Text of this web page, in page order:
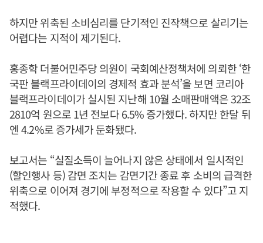
하지만 위축된 소비심리를 단기적인 진작책으로 살리기는
어렵다는 지적이 제기된다.
홍종학 더불어민주당 의원이 국회예산정책처에 의뢰한 ‘한
국판 블랙프라이데이의 경제적 효과 분석’을 보면 코리아
블랙프라이데이가 실시된 지난해 10월 소매판매액은 32조
2810억 원으로 1년 전보다 6.5% 증가했다. 하지만 한달 뒤
엔 4.2%로 증가세가 둔화됐다.
보고서는 “실질소득이 늘어나지 않은 상태에서 일시적인
(할인행사 등) 감면 조치는 감면기간 종료 후 소비의 급격한
위축으로 이어져 경기에 부정적으로 작용할 수 있다”고 지
적했다.